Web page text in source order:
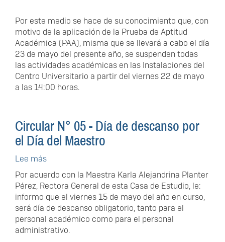
001
-
Suspensión
de
actividades
en
el
Por este medio se hace de su conocimiento que, con
motivo de la aplicación de la Prueba de Aptitud
Académica (PAA), misma que se llevará a cabo el día
23 de mayo del presente año, se suspenden todas
las actividades académicas en las Instalaciones del
Centro Universitario a partir del viernes 22 de mayo
a las 14:00 horas.
Circular N° 05 - Día de descanso por
el Día del Maestro
Lee más
Circular
N°
05
-
Día
de
descanso
Por acuerdo con la Maestra Karla Alejandrina Planter
Pérez, Rectora General de esta Casa de Estudio, le:
informo que el viernes 15 de mayo del año en curso,
será día de descanso obligatorio, tanto para el
personal académico como para el personal
administrativo.